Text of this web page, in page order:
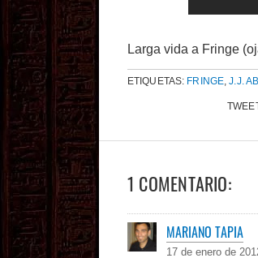
Larga vida a Fringe
ETIQUETAS: FRINGE,J.J.
1 COMENTARIO:
MARIANO TAPIA
17 de enero de